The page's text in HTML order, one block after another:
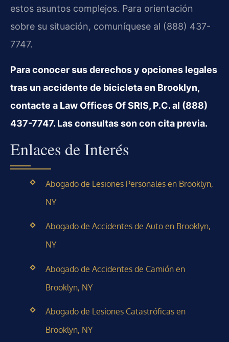
estos asuntos complejos. Para orientación
sobre su situación, comuníquese al (888) 437-
7747.
Para conocer sus derechos y opciones legales
tras un accidente de bicicleta en Brooklyn,
contacte a Law Offices Of SRIS, P.C. al (888)
437-7747. Las consultas son con cita previa.
Enlaces de Interés
Abogado de Lesiones Personales en Brooklyn,
NY
Abogado de Accidentes de Auto en Brooklyn,
NY
Abogado de Accidentes de Camión en
Brooklyn, NY
Abogado de Lesiones Catastróficas en
Brooklyn, NY